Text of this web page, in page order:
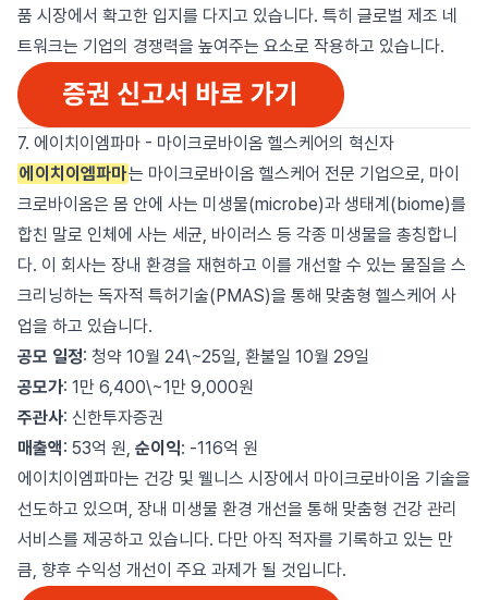
품 시장에서 확고한 입지를 다지고 있습니다. 특히 글로벌 제조 네
트워크는 기업의 경쟁력을 높여주는 요소로 작용하고 있습니다.
7. 에이치이엠파마 - 마이크로바이옴 헬스케어의 혁신자
에이치이엠파마는 마이크로바이옴 헬스케어 전문 기업으로, 마이
크로바이옴은 몸 안에 사는 미생물(microbe)과 생태계(biome)를
합친 말로 인체에 사는 세균, 바이러스 등 각종 미생물을 총칭합니
다. 이 회사는 장내 환경을 재현하고 이를 개선할 수 있는 물질을 스
크리닝하는 독자적 특허기술(PMAS)을 통해 맞춤형 헬스케어 사
업을 하고 있습니다.
공모 일정: 청약 10월 24\~25일, 환불일 10월 29일
공모가: 1만 6,400\~1만 9,000원
주관사: 신한투자증권
매출액: 53억 원, 순이익: -116억 원
에이치이엠파마는 건강 및 웰니스 시장에서 마이크로바이옴 기술을
선도하고 있으며, 장내 미생물 환경 개선을 통해 맞춤형 건강 관리
서비스를 제공하고 있습니다. 다만 아직 적자를 기록하고 있는 만
큼, 향후 수익성 개선이 주요 과제가 될 것입니다.